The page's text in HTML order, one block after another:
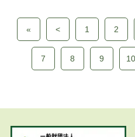
« < 1 2
7 8 9 10